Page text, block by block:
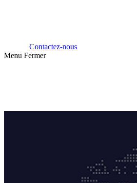
Contactez-nous
Menu Fermer